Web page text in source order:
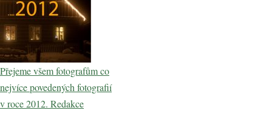
Přejeme všem fotografům co
nejvíce povedených fotografií
v roce 2012. Redakce